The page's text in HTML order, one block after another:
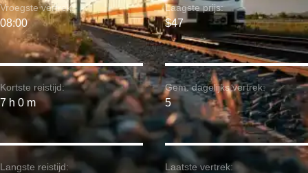
Kortste reistijd:
7 h 0 m
Vroegste vertrek:
08:00
Langste reistijd:
Laagste prijs:
$47
Gem. dagelijks vertrek:
5
Laatste vertrek: